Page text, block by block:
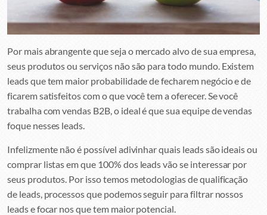
Por mais abrangente que seja o mercado alvo de sua empresa,
seus produtos ou serviços não são para todo mundo. Existem
leads que tem maior probabilidade de fecharem negócio e de
ficarem satisfeitos com o que você tem a oferecer. Se você
trabalha com vendas B2B, o ideal é que sua equipe de vendas
foque nesses leads.
Infelizmente não é possível adivinhar quais leads são ideais ou
comprar listas em que 100% dos leads vão se interessar por
seus produtos. Por isso temos metodologias de qualificação
de leads, processos que podemos seguir para filtrar nossos
leads e focar nos que tem maior potencial.